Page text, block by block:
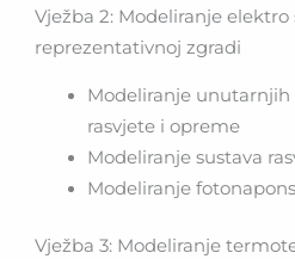
Vježba 2: Modeliranje elektro
reprezentativnoj zgradi
Modeliranje
rasvjete i opreme
Modeliranje sustava
Modeliranje
Vježba 3: Modeliranje